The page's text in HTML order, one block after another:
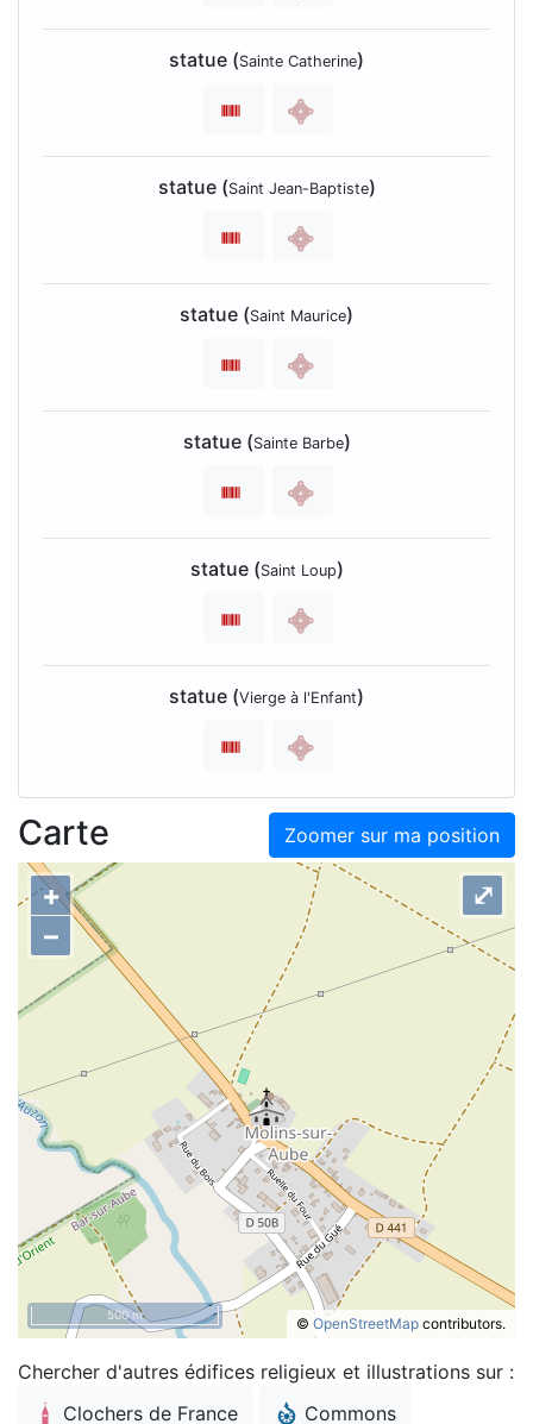
statue (Sainte Catherine)
statue (Saint Jean-Baptiste)
statue (Saint Maurice)
statue (Sainte Barbe)
statue (Saint Loup)
statue (Vierge à l'Enfant)
Zoomer sur ma position
Carte
+
–
© OpenStreetMap contributors.
⤢
500 m
Chercher d'autres édifices religieux et illustrations sur :
Clochers de France
Commons